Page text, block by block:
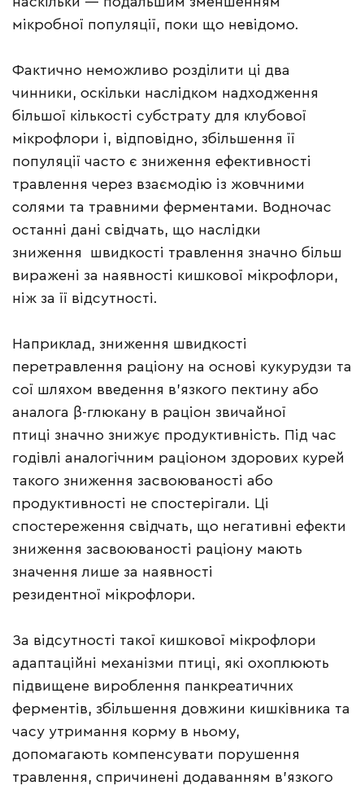
мікробної популяції, поки що невідомо.
Фактично неможливо розділити ці два
чинники, оскільки наслідком надходження
більшої кількості субстрату для клубової
мікрофлори і, відповідно, збільшення її
популяції часто є зниження ефективності
травлення через взаємодію із жовчними
солями та травними ферментами. Водночас
останні дані свідчать, що наслідки
зниження швидкості травлення значно більш
виражені за наявності кишкової мікрофлори,
ніж за її відсутності.
Наприклад, зниження швидкості
перетравлення раціону на основі кукурудзи та
сої шляхом введення в’язкого пектину або
аналога β-глюкану в раціон звичайної
птиці значно знижує продуктивність. Під час
годівлі аналогічним раціоном здорових курей
такого зниження засвоюваності або
продуктивності не спостерігали. Ці
спостереження свідчать, що негативні ефекти
зниження засвоюваності раціону мають
значення лише за наявності
резидентної мікрофлори.
За відсутності такої кишкової мікрофлори
адаптаційні механізми птиці, які охоплюють
підвищене вироблення панкреатичних
ферментів, збільшення довжини кишківника та
часу утримання корму в ньому,
допомагають компенсувати порушення
травлення, спричинені додаванням в’язкого